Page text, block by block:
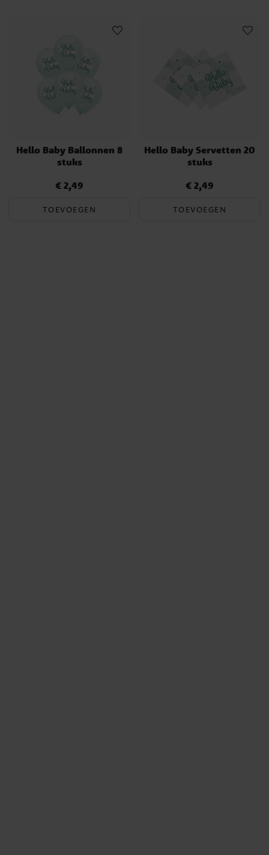
Hello Baby Ballonnen 8
stuks
Prijs :€ 2,49
€ 2,49
TOEVOEGEN
Hello Baby Servetten 20
stuks
Prijs :€ 2,49
€ 2,49
TOEVOEGEN